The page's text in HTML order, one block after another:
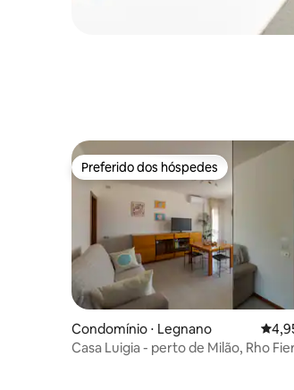
Preferido dos hóspedes
Preferido dos hóspedes
Condomínio ⋅ Legnano 4,95
Casa Luigia - perto de Milão, Rho